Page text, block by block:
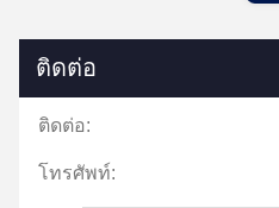
ติดต่อ
ติดต่อ:
โทรศัพท์: